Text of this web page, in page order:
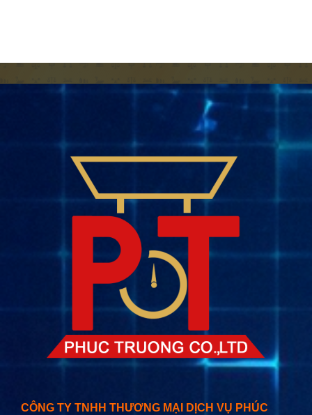
CÔNG TY TNHH THƯƠNG MẠI DỊCH VỤ PHÚC